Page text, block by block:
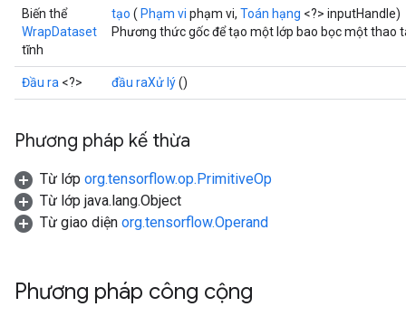
Biến thể
WrapDataset
tĩnh
tạo ( Phạm vi phạm vi, Toán hạng <?> inputHandle)
Phương thức gốc để tạo một lớp bao bọc một thao
Đầu ra <?> đầu raXử lý()
Phương pháp kế thừa
Từ lớp org.tensorflow.op.PrimitiveOp
Từ lớp java.lang.Object
Từ giao diện org.tensorflow.Operand
Phương pháp công cộng